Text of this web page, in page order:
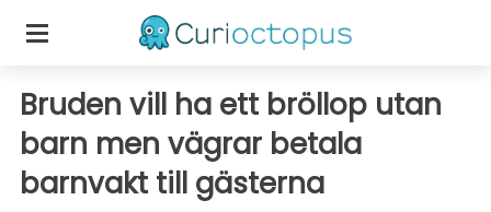
Bruden vill ha ett bröllop utan
barn men vägrar betala
barnvakt till gästerna